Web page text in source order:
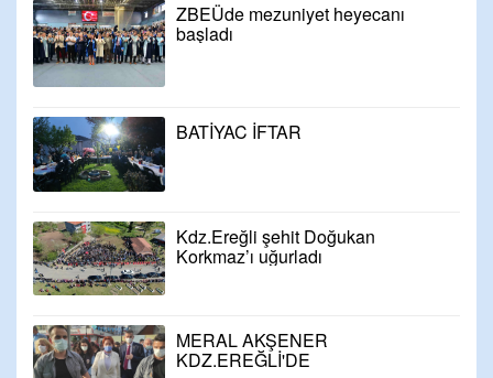
ZBEÜde mezuniyet heyecanı
başladı
BATİYAC İFTAR
Kdz.Ereğli şehit Doğukan
Korkmaz’ı uğurladı
MERAL AKŞENER
KDZ.EREĞLİ'DE